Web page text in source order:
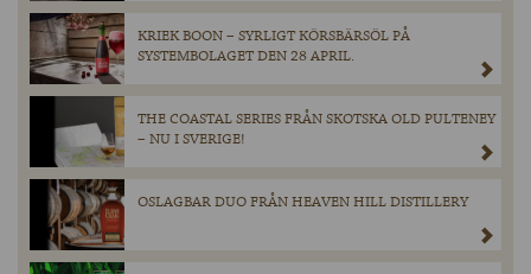
KRIEK BOON – SYRLIGT KÖRSBÄRSÖL PÅ
SYSTEMBOLAGET DEN 28 APRIL.
THE COASTAL SERIES FRÅN SKOTSKA OLD PULTENEY
– NU I SVERIGE!
OSLAGBAR DUO FRÅN HEAVEN HILL DISTILLERY